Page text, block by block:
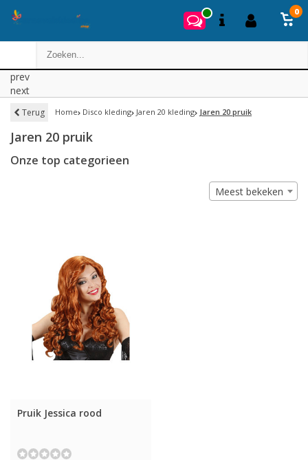
0
prev
next
Terug Home Disco kleding Jaren 20 kleding Jaren 20 pruik
Jaren 20 pruik
Onze top categorieen
Meest bekeken
Pruik Jessica rood